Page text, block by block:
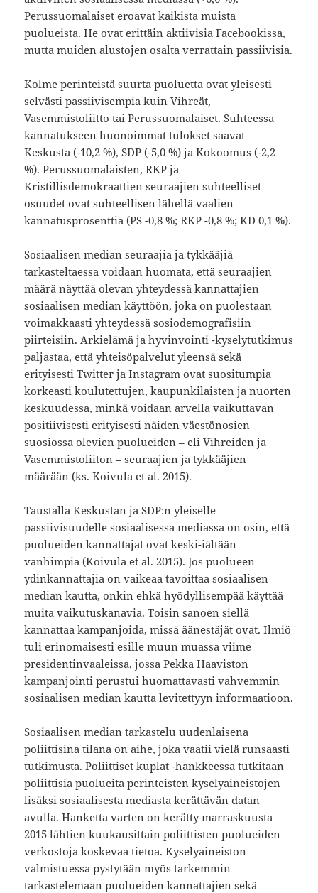
Perussuomalaiset eroavat kaikista muista
puolueista. He ovat erittäin aktiivisia Facebookissa,
mutta muiden alustojen osalta verrattain passiivisia.
Kolme perinteistä suurta puoluetta ovat yleisesti
selvästi passiivisempia kuin Vihreät,
Vasemmistoliitto tai Perussuomalaiset. Suhteessa
kannatukseen huonoimmat tulokset saavat
Keskusta (-10,2 %), SDP (-5,0 %) ja Kokoomus (-2,2
%). Perussuomalaisten, RKP ja
Kristillisdemokraattien seuraajien suhteelliset
osuudet ovat suhteellisen lähellä vaalien
kannatusprosenttia (PS -0,8 %; RKP -0,8 %; KD 0,1 %).
Sosiaalisen median seuraajia ja tykkääjiä
tarkasteltaessa voidaan huomata, että seuraajien
määrä näyttää olevan yhteydessä kannattajien
sosiaalisen median käyttöön, joka on puolestaan
voimakkaasti yhteydessä sosiodemografisiin
piirteisiin. Arkielämä ja hyvinvointi -kyselytutkimus
paljastaa, että yhteisöpalvelut yleensä sekä
erityisesti Twitter ja Instagram ovat suositumpia
korkeasti koulutettujen, kaupunkilaisten ja nuorten
keskuudessa, minkä voidaan arvella vaikuttavan
positiivisesti erityisesti näiden väestönosien
suosiossa olevien puolueiden – eli Vihreiden ja
Vasemmistoliiton – seuraajien ja tykkääjien
määrään (ks. Koivula et al. 2015).
Taustalla Keskustan ja SDP:n yleiselle
passiivisuudelle sosiaalisessa mediassa on osin, että
puolueiden kannattajat ovat keski-iältään
vanhimpia (Koivula et al. 2015). Jos puolueen
ydinkannattajia on vaikeaa tavoittaa sosiaalisen
median kautta, onkin ehkä hyödyllisempää käyttää
muita vaikutuskanavia. Toisin sanoen siellä
kannattaa kampanjoida, missä äänestäjät ovat. Ilmiö
tuli erinomaisesti esille muun muassa viime
presidentinvaaleissa, jossa Pekka Haaviston
kampanjointi perustui huomattavasti vahvemmin
sosiaalisen median kautta levitettyyn informaatioon.
Sosiaalisen median tarkastelu uudenlaisena
poliittisina tilana on aihe, joka vaatii vielä runsaasti
tutkimusta. Poliittiset kuplat -hankkeessa tutkitaan
poliittisia puolueita perinteisten kyselyaineistojen
lisäksi sosiaalisesta mediasta kerättävän datan
avulla. Hanketta varten on kerätty marraskuusta
2015 lähtien kuukausittain poliittisten puolueiden
verkostoja koskevaa tietoa. Kyselyaineiston
valmistuessa pystytään myös tarkemmin
tarkastelemaan puolueiden kannattajien sekä